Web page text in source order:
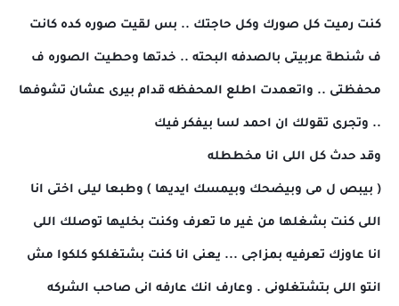
كنت رميت كل صورك وكل حاجتك .. بس لقيت صوره كده كانت
ف شنطة عربيتى بالصدفه البحته .. خدتها وحطيت الصوره ف
محفظتى .. واتعمدت اطلع المحفظه قدام بيرى عشان تشوفها
.. وتجرى تقولك ان احمد لسا بيفكر فيك
وقد حدث كل اللى انا مخططله
( بيبص ل مى وبيضحك وبيمسك ايديها ) وطبعا ليلى اختى انا
اللى كنت بشغلها من غير ما تعرف وكنت بخليها توصلك اللى
انا عاوزك تعرفيه بمزاجى ... يعنى انا كنت بشتغلكو كلكوا مش
انتو اللى بتشتغلونى . وعارف انك عارفه انى صاحب الشركه